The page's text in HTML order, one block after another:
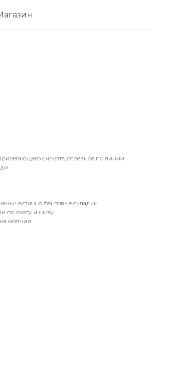
силуэта, отрезное по линии
частично бантовые складки.
по окату и низу.
молния.